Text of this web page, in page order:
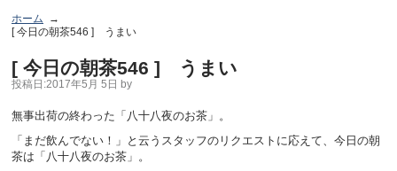
ホーム
[ 今日の朝茶546 ] うまい
[ 今日の朝茶546 ] うまい
投稿日:2017年5月 5日 by
無事出荷の終わった「八十八夜のお茶」。
「まだ飲んでない！」と云うスタッフのリクエストに応えて、今日の朝
茶は「八十八夜のお茶」。